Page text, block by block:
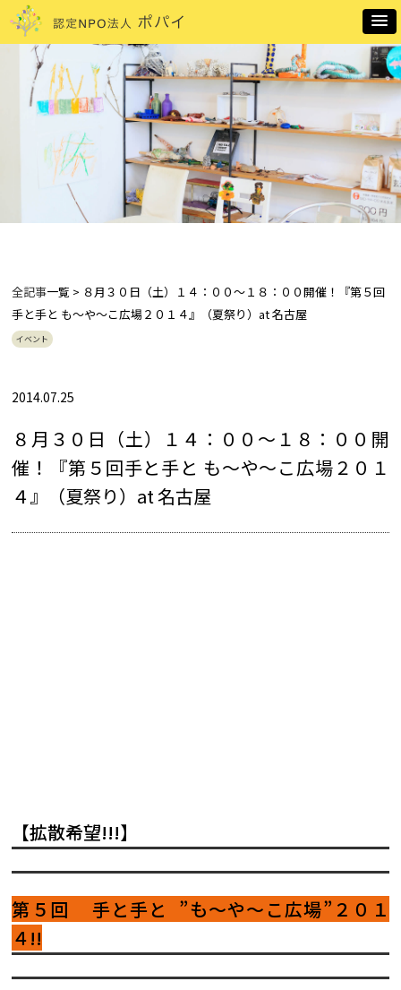
全記事一覧 > ８月３０日（土）１４：００～１８：００開催！『第５回
手と手と も～や～こ広場２０１４』（夏祭り）at 名古屋
イベント
2014.07.25
８月３０日（土）１４：００～１８：００開
催！『第５回手と手と も～や～こ広場２０１
４』（夏祭り）at 名古屋
【拡散希望!!!】
第５回 手と手と ”も～や～こ広場”２０１
４!!